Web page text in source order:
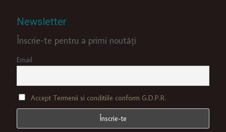
Newsletter
Înscrie-te pentru a primi noutăți
Email
Accept Termenii si conditiile conform G.D.P.R.